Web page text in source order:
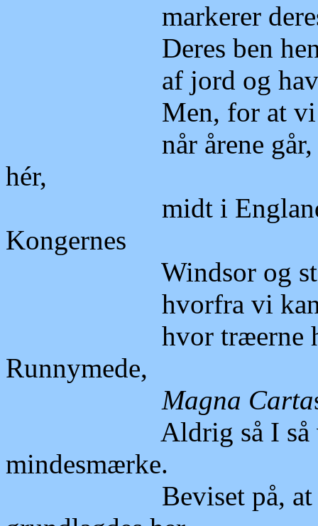
markerer deres
Deres ben
af jord og
Men, for at vi ikke
når årene går,
hér,
midt i Englands
Kongernes
Windsor og
hvorfra vi kan
hvor træerne
Runnymede,
Magna Carta
Aldrig så I så
mindesmærke.
Beviset på, at de